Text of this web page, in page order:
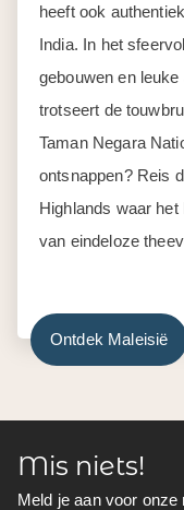
heeft ook
India. In het
gebouwen en
trotseert de
Taman Negara
ontsnappen? Reis
Highlands waar
van eindeloze
Ontdek Maleisië
Mis niets!
Meld je aan voor onze